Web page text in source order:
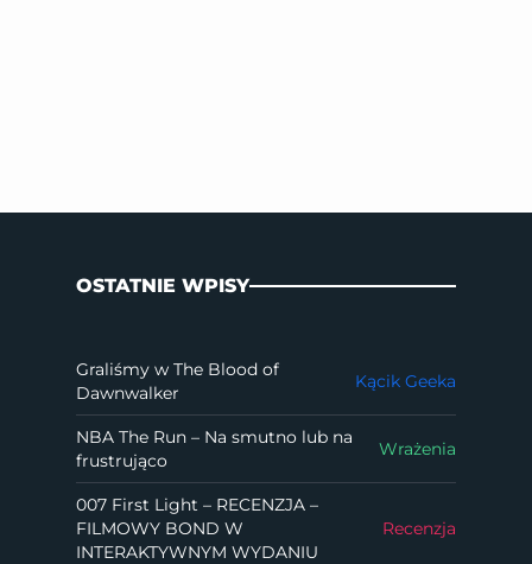
OSTATNIE WPISY
Graliśmy w The Blood of
Dawnwalker
Kącik Geeka
NBA The Run – Na smutno lub na
frustrująco
Wrażenia
007 First Light – RECENZJA –
FILMOWY BOND W
INTERAKTYWNYM WYDANIU
Recenzja